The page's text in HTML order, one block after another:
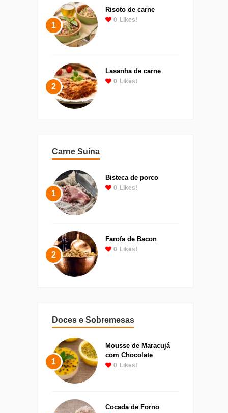
1
Risoto de carne
0 Likes!
2
Lasanha de carne
0 Likes!
Carne Suína
1
Bisteca de porco
0 Likes!
2
Farofa de Bacon
0 Likes!
Doces e Sobremesas
1
Mousse de Maracujá
com Chocolate
0 Likes!
Cocada de Forno